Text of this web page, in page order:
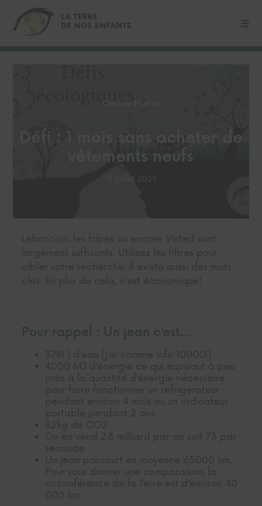
Clarisse Fauvet
Défi : 1 mois sans acheter de
vêtements neufs
13 juillet 2023
Leboncoin, les fripes ou encore Vinted sont
largement suffisants. Utilisez les filtres pour
cibler votre recherche. Il existe aussi des mots
clés. En plus de cela, c’est économique!
3781 l d’eau (j’ai comme info 10000l)
4000 MJ d’énergie ce qui équivaut à peu
près à la quantité d’énergie nécessaire
pour faire fonctionner un réfrigérateur
pendant environ 4 mois ou un ordinateur
portable pendant 2 ans.
32kg de CO2
On en vend 2,3 milliard par an soit 73 par
seconde
Un jean parcourt en moyenne 65000 km.
Pour vous donner une comparaison, la
circonférence de la Terre est d’environ 40
000 km.